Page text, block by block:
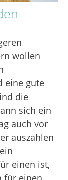
wollen
eine gute
die
sich ein
auch vor
auszahlen
einen ist,